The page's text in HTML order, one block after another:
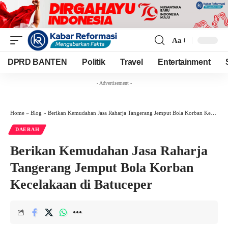
Resizer
Aa
DPRD BANTEN Politik Travel Entertainment
- Advertisement -
Home » Blog » Berikan Kemudahan Jasa Raharja Tangerang Jemput Bola Korban Kecelakaan di Batuceper
DAERAH
Berikan Kemudahan Jasa Raharja
Tangerang Jemput Bola Korban
Kecelakaan di Batuceper